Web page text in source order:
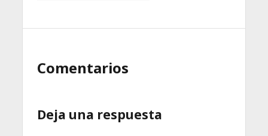
Comentarios
Deja una respuesta